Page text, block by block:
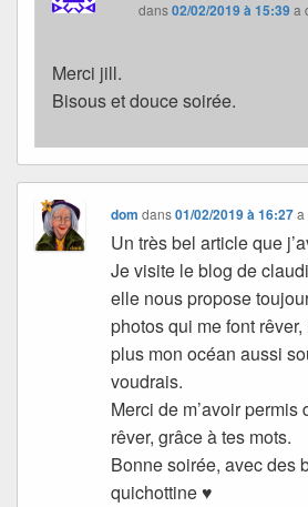
dans02/02/2019 à 15:39a
Merci jill.
Bisous et douce soirée.
dom dans01/02/2019 à 16:27 a
Un très bel article que
Je visite le blog de
elle nous propose
photos qui me font
plus mon océan aussi
voudrais.
Merci de m’avoir permis
rêver, grâce à tes mots.
Bonne soirée, avec des
quichottine ♥